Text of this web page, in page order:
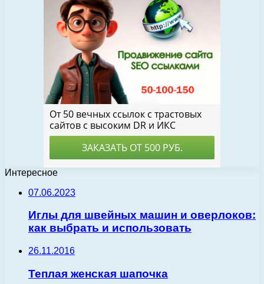
Интересное
07.06.2023
Иглы для швейных машин и оверлоков:
как выбрать и использовать
26.11.2016
Теплая женская шапочка